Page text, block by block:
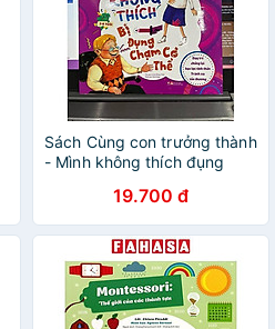
Sách Cùng con trưởng thành
- Mình không thích đụng
dũng cảm - Dạy trẻ chống
lại bạo lực tinh thần - Tránh
xa tổn thương
19.700 đ